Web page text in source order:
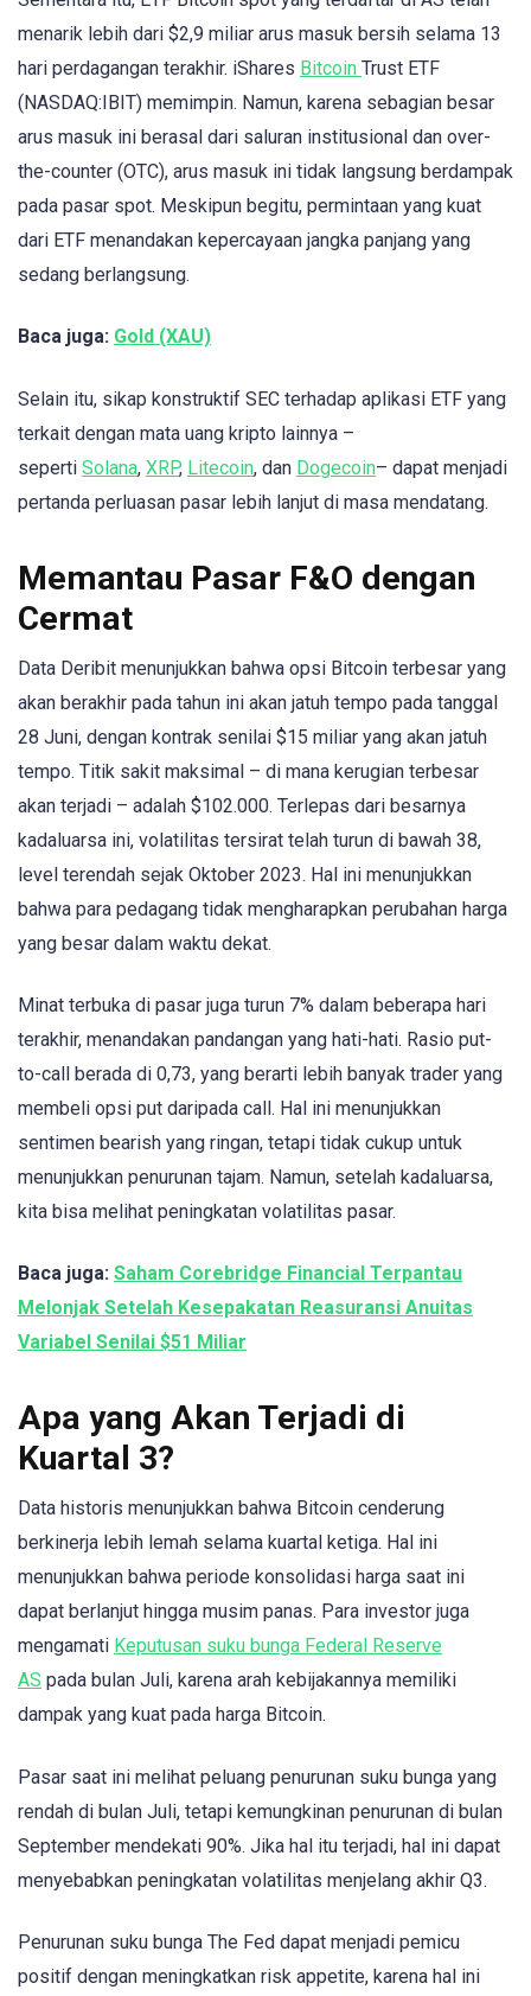
menarik lebih dari $2,9 miliar arus masuk bersih selama 13
hari perdagangan terakhir. iShares Bitcoin Trust ETF
(NASDAQ:IBIT) memimpin. Namun, karena sebagian besar
arus masuk ini berasal dari saluran institusional dan over-
the-counter (OTC), arus masuk ini tidak langsung berdampak
pada pasar spot. Meskipun begitu, permintaan yang kuat
dari ETF menandakan kepercayaan jangka panjang yang
sedang berlangsung.
Baca juga: Gold (XAU)
Selain itu, sikap konstruktif SEC terhadap aplikasi ETF yang
terkait dengan mata uang kripto lainnya –
seperti Solana, XRP, Litecoin, dan Dogecoin– dapat menjadi
pertanda perluasan pasar lebih lanjut di masa mendatang.
Memantau Pasar F&O dengan
Cermat
Data Deribit menunjukkan bahwa opsi Bitcoin terbesar yang
akan berakhir pada tahun ini akan jatuh tempo pada tanggal
28 Juni, dengan kontrak senilai $15 miliar yang akan jatuh
tempo. Titik sakit maksimal – di mana kerugian terbesar
akan terjadi – adalah $102.000. Terlepas dari besarnya
kadaluarsa ini, volatilitas tersirat telah turun di bawah 38,
level terendah sejak Oktober 2023. Hal ini menunjukkan
bahwa para pedagang tidak mengharapkan perubahan harga
yang besar dalam waktu dekat.
Minat terbuka di pasar juga turun 7% dalam beberapa hari
terakhir, menandakan pandangan yang hati-hati. Rasio put-
to-call berada di 0,73, yang berarti lebih banyak trader yang
membeli opsi put daripada call. Hal ini menunjukkan
sentimen bearish yang ringan, tetapi tidak cukup untuk
menunjukkan penurunan tajam. Namun, setelah kadaluarsa,
kita bisa melihat peningkatan volatilitas pasar.
Baca juga: Saham Corebridge Financial Terpantau
Melonjak Setelah Kesepakatan Reasuransi Anuitas
Variabel Senilai $51 Miliar
Apa yang Akan Terjadi di
Kuartal 3?
Data historis menunjukkan bahwa Bitcoin cenderung
berkinerja lebih lemah selama kuartal ketiga. Hal ini
menunjukkan bahwa periode konsolidasi harga saat ini
dapat berlanjut hingga musim panas. Para investor juga
mengamati Keputusan suku bunga Federal Reserve
AS pada bulan Juli, karena arah kebijakannya memiliki
dampak yang kuat pada harga Bitcoin.
Pasar saat ini melihat peluang penurunan suku bunga yang
rendah di bulan Juli, tetapi kemungkinan penurunan di bulan
September mendekati 90%. Jika hal itu terjadi, hal ini dapat
menyebabkan peningkatan volatilitas menjelang akhir Q3.
Penurunan suku bunga The Fed dapat menjadi pemicu
positif dengan meningkatkan risk appetite, karena hal ini